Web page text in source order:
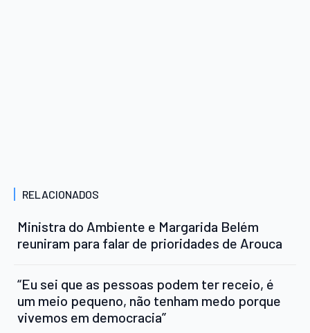
RELACIONADOS
Ministra do Ambiente e Margarida Belém
reuniram para falar de prioridades de Arouca
“Eu sei que as pessoas podem ter receio, é
um meio pequeno, não tenham medo porque
vivemos em democracia”